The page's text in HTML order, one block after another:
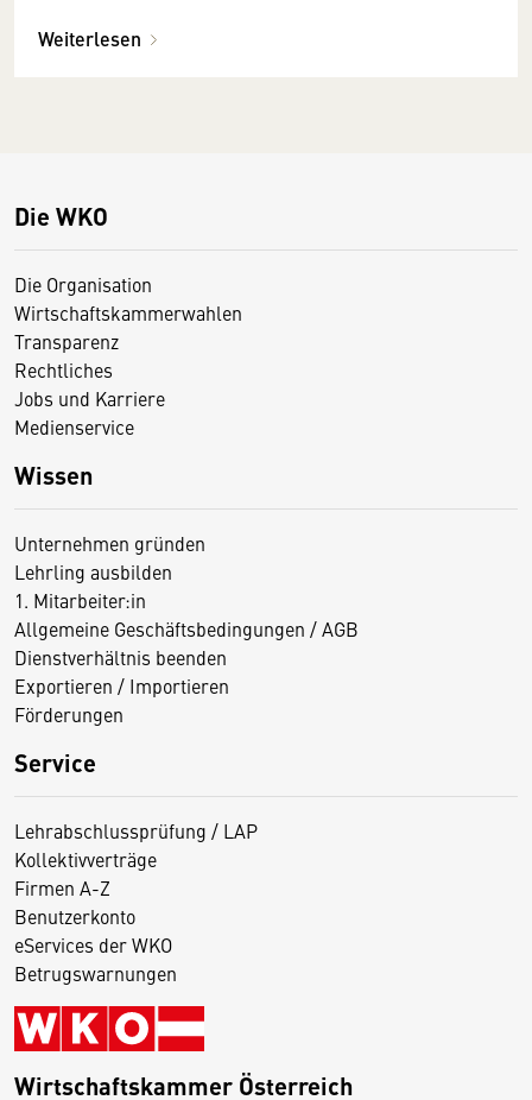
Weiterlesen
Die WKO
Die Organisation
Wirtschaftskammerwahlen
Transparenz
Rechtliches
Jobs und Karriere
Medienservice
Wissen
Unternehmen gründen
Lehrling ausbilden
1. Mitarbeiter:in
Allgemeine Geschäftsbedingungen / AGB
Dienstverhältnis beenden
Exportieren / Importieren
Förderungen
Service
Lehrabschlussprüfung / LAP
Kollektivverträge
Firmen A-Z
Benutzerkonto
eServices der WKO
Betrugswarnungen
Wirtschaftskammer Österreich